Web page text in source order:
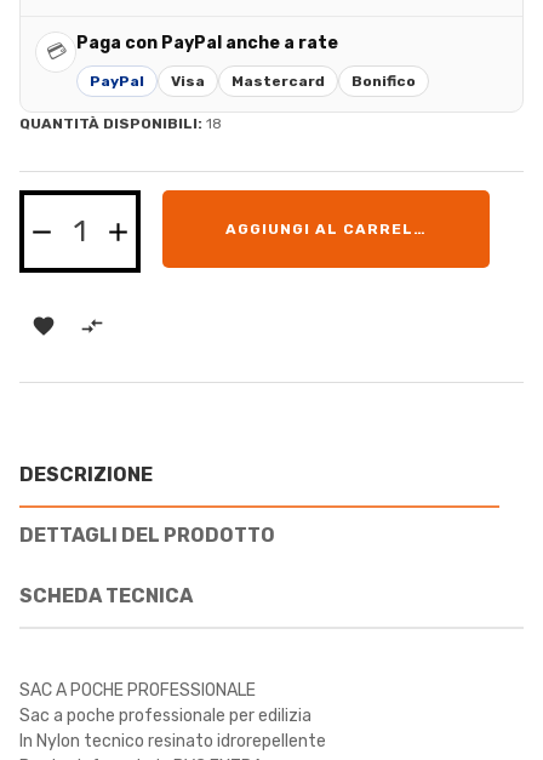
💳 Paga con PayPal anche a rate
PayPal Visa Mastercard Bonifico
QUANTITÀ DISPONIBILI: 18
AGGIUNGI AL CARRELLO
 
DESCRIZIONE
DETTAGLI DEL PRODOTTO
SCHEDA TECNICA
SAC A POCHE PROFESSIONALE
Sac a poche professionale per edilizia
In Nylon tecnico resinato idrorepellente